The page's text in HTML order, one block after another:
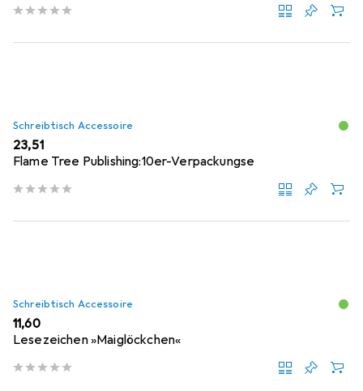
Schreibtisch Accessoire
EUR
23,51
Flame Tree Publishing:10er-Verpackungse
Schreibtisch Accessoire
EUR
11,60
Lesezeichen »Maiglöckchen«